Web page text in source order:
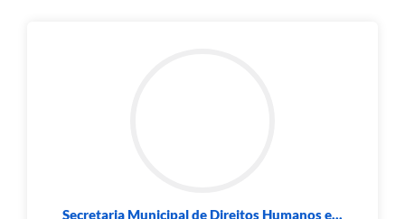
Secretaria Municipal de Direitos Humanos e...